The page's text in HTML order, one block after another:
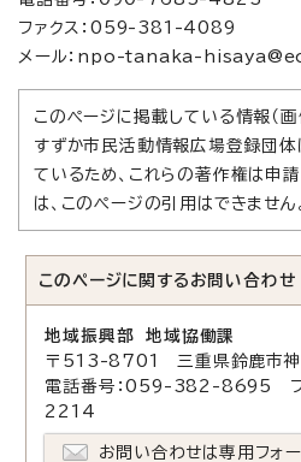
ファクス：059-381-4089
メール：npo-tanaka-
このページに掲載している情報（画
すずか市民活動情報広場登録団
ているため、これらの著作権は申
は、このページの引用はできません
このページに関する お問い合わせ
地域振興部 地域協働課
〒513-8701 三重県鈴鹿市神
電話番号：059-382-8695 フ
2214
お問い合わせは専用フォ